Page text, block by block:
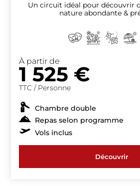
Un circuit idéal pour découvrir
nature abondante &
À partir de
1 525 €
TTC / Personne
Chambre double
Repas selon programme
Vols inclus
Découvrir